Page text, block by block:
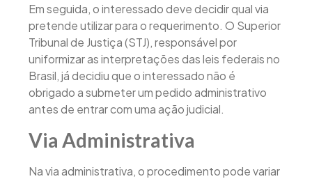
Em seguida, o interessado deve decidir qual via
pretende utilizar para o requerimento. O Superior
Tribunal de Justiça (STJ), responsável por
uniformizar as interpretações das leis federais no
Brasil, já decidiu que o interessado não é
obrigado a submeter um pedido administrativo
antes de entrar com uma ação judicial.
Via Administrativa
Na via administrativa, o procedimento pode variar